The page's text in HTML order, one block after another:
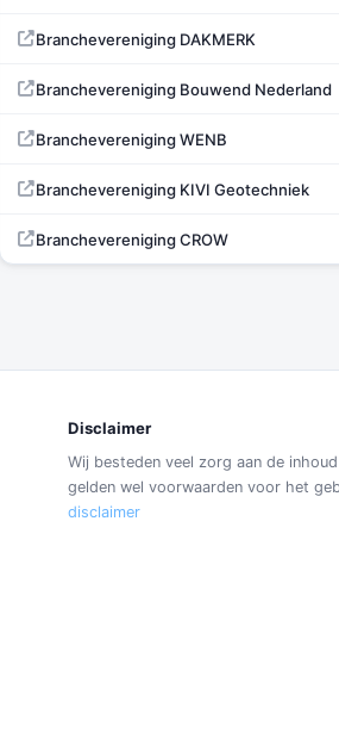
Branchevereniging DAKMERK
Branchevereniging Bouwend Nederland
Branchevereniging WENB
Branchevereniging KIVI Geotechniek
Branchevereniging CROW
Disclaimer
Wij besteden veel zorg aan de
gelden wel voorwaarden voor het
disclaimer